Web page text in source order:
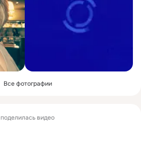
Все фотографии
поделилась видео